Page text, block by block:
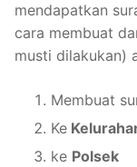
mendapatkan
cara membuat
musti dilakukan)
Membuat
Ke
ke Polsek